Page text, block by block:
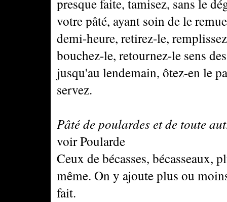
presque faite, tamisez, sans le
votre pâté, ayant soin de le
demi-heure, retirez-le,
bouchez-le, retournez-le sens
jusqu'au lendemain, ôtez-en le
servez.
Pâté de poulardes et de toute
voir Poularde
Ceux de bécasses, bécasseaux,
même. On y ajoute plus ou
fait.